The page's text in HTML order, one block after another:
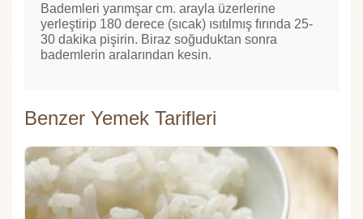
Bademleri yarımşar cm. arayla üzerlerine
yerleştirip 180 derece (sıcak) ısıtılmış fırında 25-
30 dakika pişirin. Biraz soğuduktan sonra
bademlerin aralarından kesin.
Benzer Yemek Tarifleri